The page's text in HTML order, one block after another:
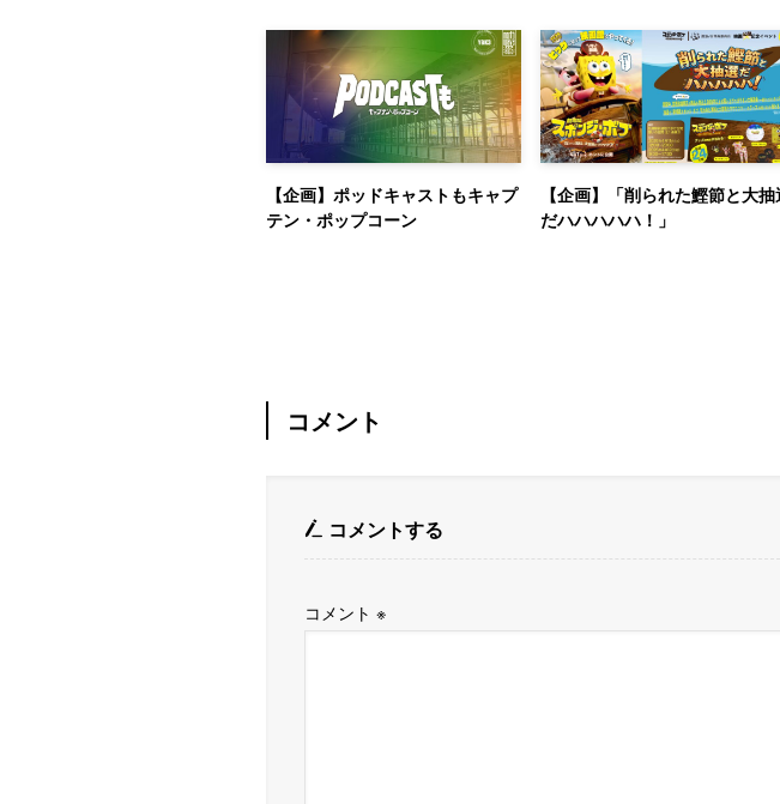
【企画】ポッドキャストもキャプ
テン・ポップコーン
【企画】「削られた鰹節と大抽
だハハハハハ！」
コメント
コメントする
コメント ※